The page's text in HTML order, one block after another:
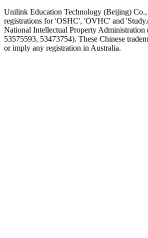
Unilink Education Technology (Beijing)
registrations for 'OSHC', 'OVHC' and
National Intellectual Property Administration
53575593, 53473754). These Chinese
or imply any registration in Australia.